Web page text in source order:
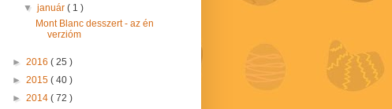
▼január( 1 )
Mont Blanc desszert - az én
verzióm
► 2016 ( 25 )
► 2015 ( 40 )
► 2014 ( 72 )